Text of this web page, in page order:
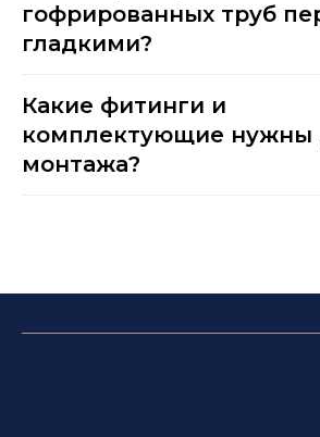
гофрированных труб
гладкими?
Какие фитинги и
комплектующие нужны
монтажа?